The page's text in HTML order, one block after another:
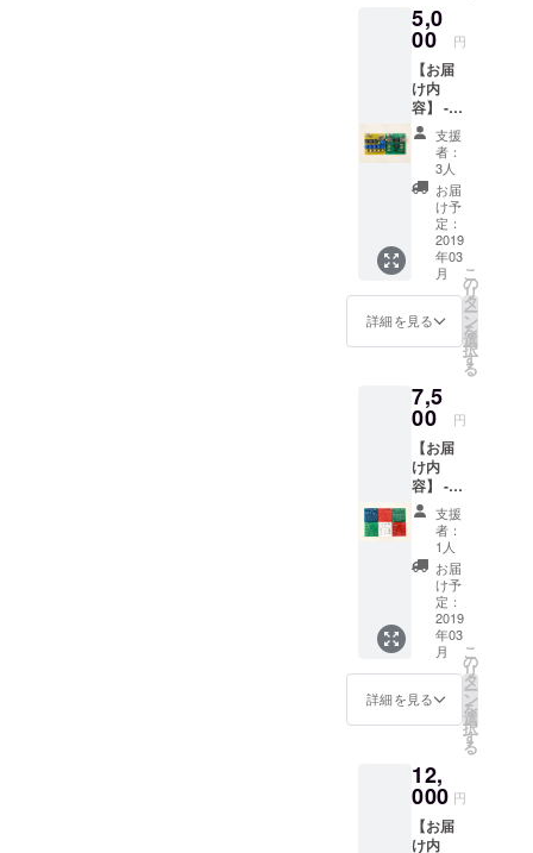
なので
実際の
ものは
部品配
置や基
板サイ
ズ等大
きく変
更され
ます。
注：部
品は別
売りと
なりま
すの
品調達
が可能
めで
す。
を作る
ことが
できま
す。 色
は
赤・
緑・
青・
白・黒
の5種類
があり
ます。
色の希
望があ
る方は
フォー
ムから
着順で
対応さ
せてい
ただき
ます。
ご連絡
がない
場合は
私たち
の方で
選んで
お送り
いたし
ます。
写真は
の基板
なので
イズ等
が大き
く変更
されま
ボード
基板の
部品
セット
をお届
けしま
す！ す
でに
VCOを
お持ち
の方
は、モ
ノフォ
ニッ
ク・シ
ンセサ
イザー
す。 色
は
赤・
緑・
青・
白・黒
の5種類
ありま
す。 色
の希望
がある
方は
フォー
ムから
ご連絡
くださ
い。先
ただき
ます。
ご連絡
がない
5,0
00 円
【お届
け内
容】 -
VCO基
板 -
キー
ボード
基板 -
それぞ
れの基
板用の
部品 -
ステッ
カー モ
ノフォ
ニッ
ンセサ
イザー
を作る
ために
必要な
最低限
のセッ
トで
す！は
んだ付
けをし
てつな
ぐだけ
で完成
です。
色はそ
れぞれ
白・黒
の5種類
があり
ます。
支援
者：
3人
お届
け予
定：
2019
年03
月
詳細を見る
こ
の
リ
タ
ー
ン
を
選
択
す
る
7,5
00 円
【お届
け内
容】 -
これま
でのす
べての
基板１
枚ずつ
（キー
ボー
ド,VCO,
VCA,
VCF, 矩
形波オ
シレー
タ,三角
レー
タ） -
ステッ
カー ス
テッ
支援
者：
1人
お届
け予
定：
2019
年03
月
詳細を見る
こ
の
リ
タ
ー
ン
を
選
択
す
る
12,
000 円
【お届
け内